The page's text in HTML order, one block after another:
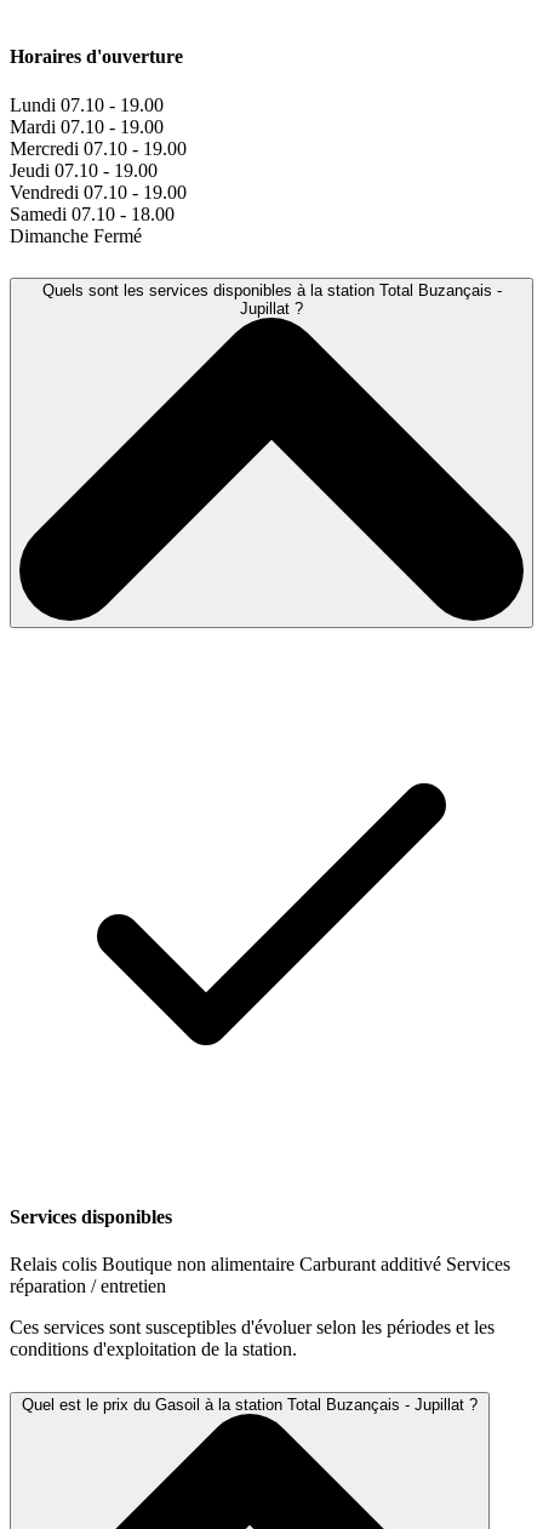
Horaires d'ouverture
Lundi 07.10 - 19.00
Mardi 07.10 - 19.00
Mercredi 07.10 - 19.00
Jeudi 07.10 - 19.00
Vendredi 07.10 - 19.00
Samedi 07.10 - 18.00
Dimanche Fermé
Quels sont les services disponibles à la station Total Buzançais -
Jupillat ?
Services disponibles
Relais colis Boutique non alimentaire Carburant additivé Services
réparation / entretien
Ces services sont susceptibles d'évoluer selon les périodes et les
conditions d'exploitation de la station.
Quel est le prix du Gasoil à la station Total Buzançais - Jupillat ?